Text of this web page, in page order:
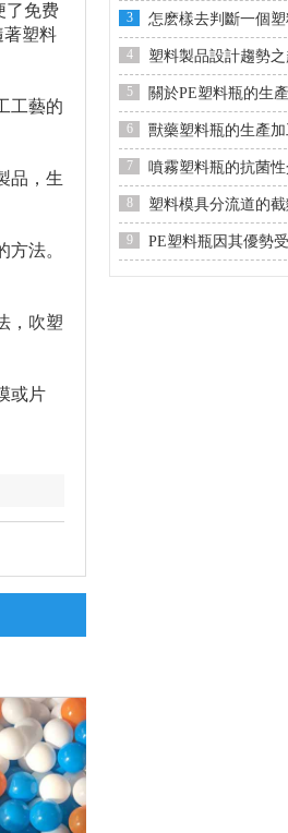
了免费
著塑料
工藝的
品，生
法。
，吹塑
或片
3 怎麽樣去判斷一個
4 塑料製品設計趨勢
5 關於PE塑料瓶的生
6 獸藥塑料瓶的生產
7 噴霧塑料瓶的抗菌性
8 塑料模具分流道的
9 PE塑料瓶因其優勢